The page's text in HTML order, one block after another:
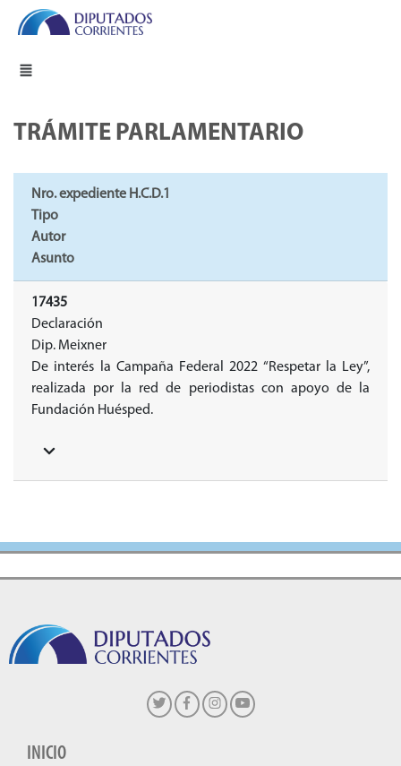
TRÁMITE PARLAMENTARIO
Nro. expediente H.C.D.1
Tipo
Autor
Asunto
17435
Declaración
Dip. Meixner
De interés la Campaña Federal 2022 “Respetar la Ley”,
realizada por la red de periodistas con apoyo de la
Fundación Huésped.
INICIO